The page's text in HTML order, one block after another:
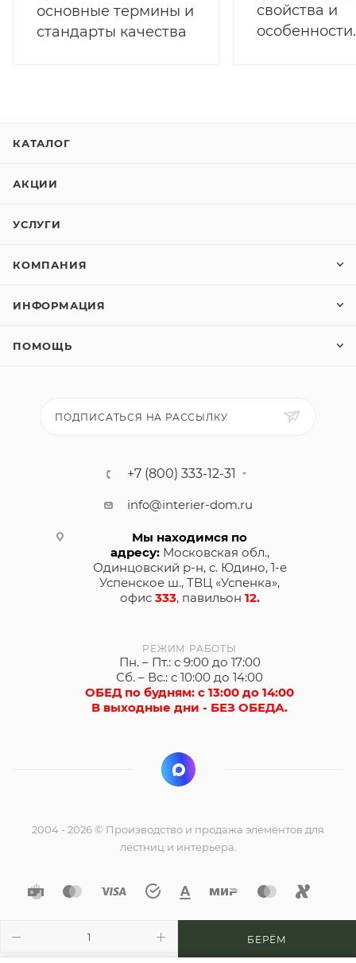
БЕРЁМ
основные термины и
стандарты качества
свойства и
особенности.
КАТАЛОГ
АКЦИИ
УСЛУГИ
КОМПАНИЯ
ИНФОРМАЦИЯ
ПОМОЩЬ
ПОДПИСАТЬСЯ НА РАССЫЛКУ
+7 (800) 333-12-31
info@interier-dom.ru
Мы находимся по
адресу:Московская обл.,
Одинцовский р-н, с. Юдино, 1-е
Успенское ш., ТВЦ «Успенка»,
офис 333, павильон 12.
РЕЖИМ РАБОТЫ
Пн. – Пт.: с 9:00 до 17:00
Сб. – Вс.: с 10:00 до 14:00
ОБЕД по будням: с 13:00 до 14:00
В выходные дни - БЕЗ ОБЕДА.
2004 - 2026 © Производство и продажа элементов для
лестниц и интерьера.